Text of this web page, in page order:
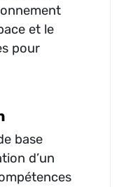
et le
pour
base
d’un